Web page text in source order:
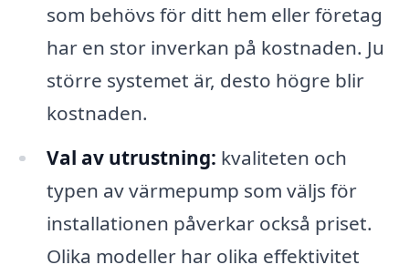
som behövs för ditt hem eller företag
har en stor inverkan på kostnaden. Ju
större systemet är, desto högre blir
kostnaden.
Val av utrustning: kvaliteten och
typen av värmepump som väljs för
installationen påverkar också priset.
Olika modeller har olika effektivitet